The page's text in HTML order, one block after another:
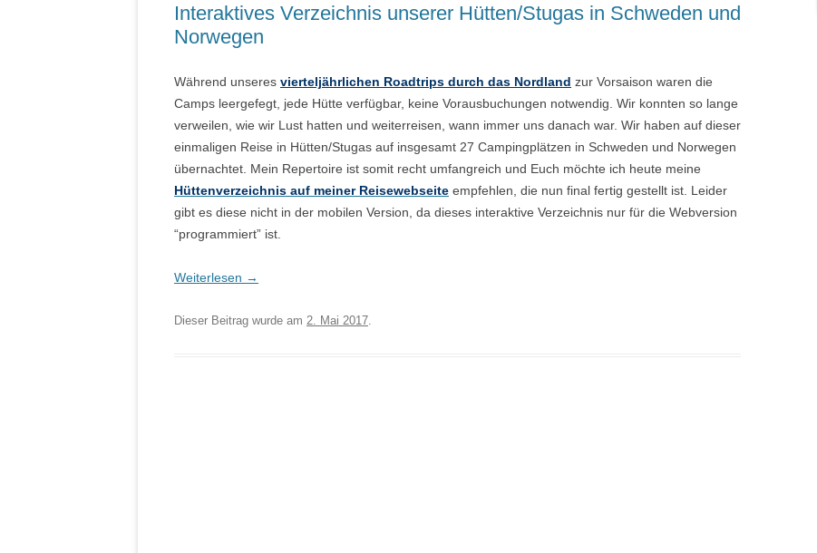
Interaktives Verzeichnis unserer Hütten/Stugas in Schweden und
Norwegen
Während unseres vierteljährlichen Roadtrips durch das Nordland zur Vorsaison waren die
Camps leergefegt, jede Hütte verfügbar, keine Vorausbuchungen notwendig. Wir konnten so lange
verweilen, wie wir Lust hatten und weiterreisen, wann immer uns danach war. Wir haben auf dieser
einmaligen Reise in Hütten/Stugas auf insgesamt 27 Campingplätzen in Schweden und Norwegen
übernachtet. Mein Repertoire ist somit recht umfangreich und Euch möchte ich heute meine
Hüttenverzeichnis auf meiner Reisewebseite empfehlen, die nun final fertig gestellt ist. Leider
gibt es diese nicht in der mobilen Version, da dieses interaktive Verzeichnis nur für die Webversion
“programmiert” ist.
Weiterlesen →
Dieser Beitrag wurde am 2. Mai 2017.